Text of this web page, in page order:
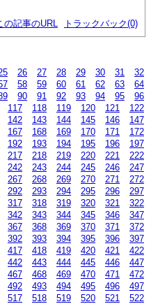
の記事のURL トラックバック(0)
26 27 28 29 30 31
32
58 59 60 61 62 63
64
90 91 92 93 94 95
96
117 118 119 120 121
122
142 143 144 145 146
147
167 168 169 170 171
172
192 193 194 195 196
197
217 218 219 220 221
222
242 243 244 245 246
247
267 268 269 270 271
272
292 293 294 295 296
297
317 318 319 320 321
322
342 343 344 345 346
347
367 368 369 370 371
372
392 393 394 395 396
397
417 418 419 420 421
422
442 443 444 445 446
447
467 468 469 470 471
472
492 493 494 495 496
497
517 518 519 520 521 522